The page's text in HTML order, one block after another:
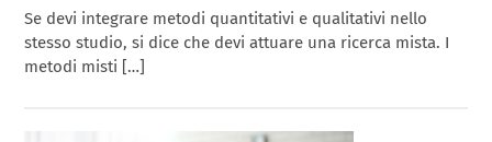
Se devi integrare metodi quantitativi e qualitativi nello
stesso studio, si dice che devi attuare una ricerca mista. I
metodi misti […]